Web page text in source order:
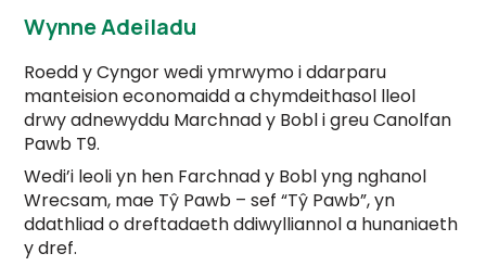
Wynne Adeiladu
Roedd y Cyngor wedi ymrwymo i ddarparu
manteision economaidd a chymdeithasol lleol
drwy adnewyddu Marchnad y Bobl i greu Canolfan
Pawb T9.
Wedi’i leoli yn hen Farchnad y Bobl yng nghanol
Wrecsam, mae Tŷ Pawb – sef “Tŷ Pawb”, yn
ddathliad o dreftadaeth ddiwylliannol a hunaniaeth
y dref.